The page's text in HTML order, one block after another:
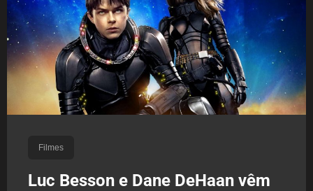
Filmes
Luc Besson e Dane DeHaan vêm